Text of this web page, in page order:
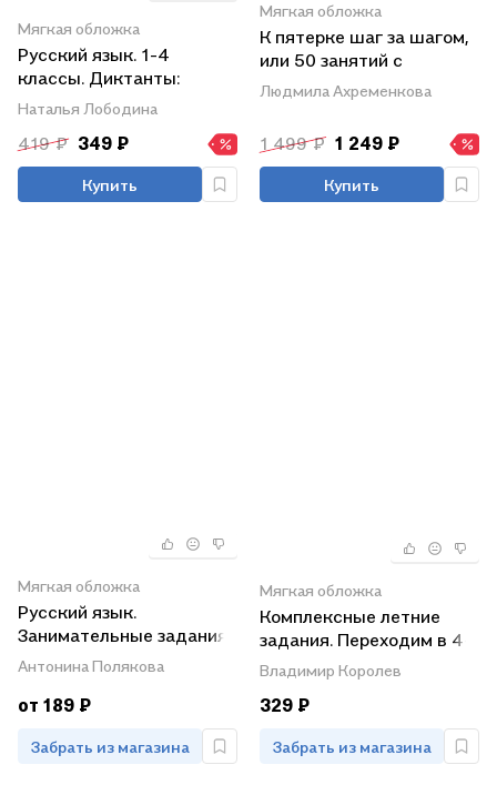
Мягкая обложка
Русский язык. 1-4
классы. Диктанты:
конспекты уроков-
познавательные тексты
с объяснениями и
заданиями
Наталья Лободина
419 ₽ 349 ₽
Купить
Мягкая обложка
К пятерке шаг за шагом,
или 50 занятий с
репетитором. Русский
язык. 2-4 классы
Людмила Ахременкова
1 499 ₽ 1 249 ₽
Купить
Мягкая обложка
Русский язык.
Занимательные задания.
3 класс. В 2-х частях.
Антонина Полякова
от 189 ₽
Забрать из магазина
Мягкая обложка
Комплексные летние
задания. Переходим в 4-
й класс
Владимир Королев
329 ₽
Забрать из магазина